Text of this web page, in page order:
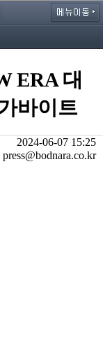
ERA 대
바이트
2024-06-07 15:25